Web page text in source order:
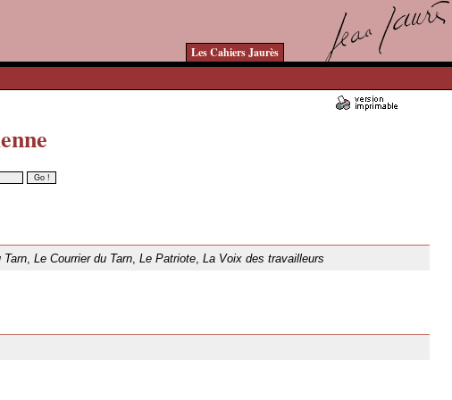
Les Cahiers Jaurès
Tarn, Le Courrier du Tarn, Le Patriote, La Voix des travailleurs